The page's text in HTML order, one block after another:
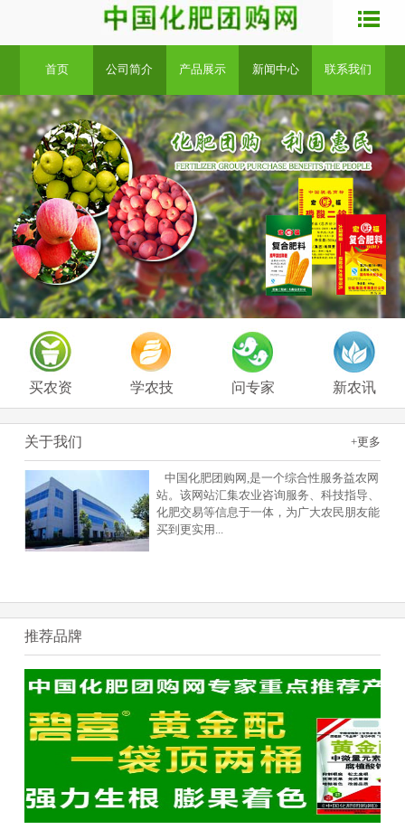
首页 公司简介 产品展示 新闻中心 联系我们
买农资 学农技 问专家 新农讯
+更多
关于我们
中国化肥团购网,是一个综合性服务益农网
站。该网站汇集农业咨询服务、科技指导、
化肥交易等信息于一体，为广大农民朋友能
买到更实用 ...
推荐品牌